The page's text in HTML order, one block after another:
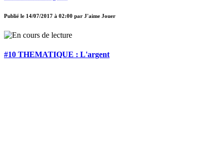
Publié le 14/07/2017 à 02:00 par J'aime Jouer
#10 THEMATIQUE : L'argent